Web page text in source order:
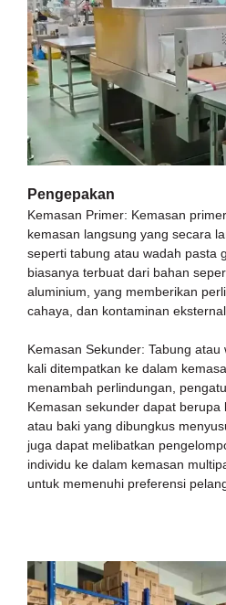
Pengepakan
Kemasan Primer: Kemasan
kemasan langsung yang secara
seperti tabung atau wadah pasta
biasanya terbuat dari bahan
aluminium, yang memberikan
cahaya, dan kontaminan eksternal.
Kemasan Sekunder: Tabung
kali ditempatkan ke dalam
menambah perlindungan,
Kemasan sekunder dapat berupa
atau baki yang dibungkus
juga dapat melibatkan
individu ke dalam kemasan
untuk memenuhi preferensi